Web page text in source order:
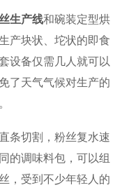
生产线和碗装定型烘
产块状、坨状的即食
设备仅需几人就可以
了天气气候对生产的
条切割，粉丝复水速
的调味料包，可以组
，受到不少年轻人的